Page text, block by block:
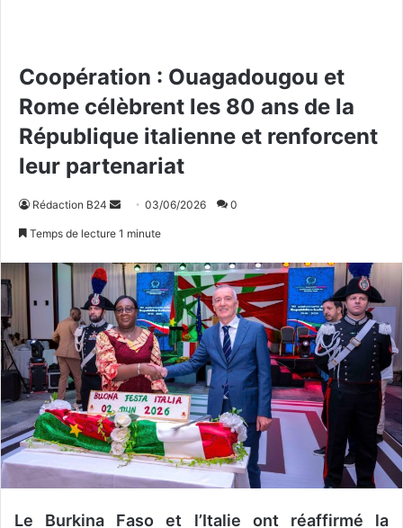
Coopération : Ouagadougou et
Rome célèbrent les 80 ans de la
République italienne et renforcent
leur partenariat
Rédaction B24
o
y
e
r
u
n
c
o
u
r
03/06/2026 0
Temps de lecture 1 minute
Le Burkina Faso et l’Italie ont réaffirmé la